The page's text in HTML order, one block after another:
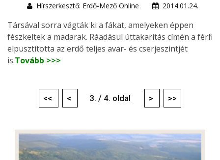
Hírszerkesztő: Erdő-Mező Online
2014.01.24.
Társával sorra vágták ki a fákat, amelyeken éppen
fészkeltek a madarak. Ráadásul úttakarítás címén a férfi
elpusztította az erdő teljes avar- és cserjeszintjét
is.Tovább >>>
<< < 3. / 4. oldal > >>